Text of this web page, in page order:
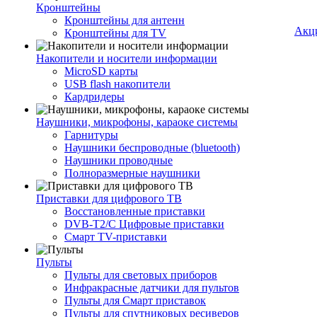
Кронштейны
Кронштейны для антенн
Кронштейны для TV
Накопители и носители информации
MicroSD карты
USB flash накопители
Кардридеры
Наушники, микрофоны, караоке системы
Гарнитуры
Наушники беспроводные (bluetooth)
Наушники проводные
Полноразмерные наушники
Приставки для цифрового ТВ
Восстановленные приставки
DVB-T2/C Цифровые приставки
Смарт ТV-приставки
Пульты
Пульты для световых приборов
Инфракрасные датчики для пультов
Пульты для Смарт приставок
Пульты для спутниковых ресиверов